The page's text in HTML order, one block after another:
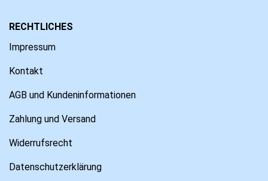
RECHTLICHES
Impressum
Kontakt
AGB und Kundeninformationen
Zahlung und Versand
Widerrufsrecht
Datenschutzerklärung